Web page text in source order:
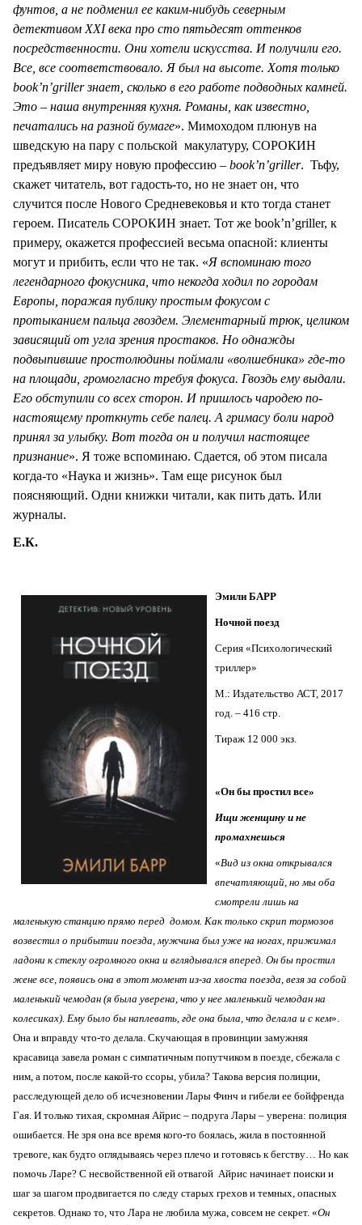
фунтов, а не подменил ее каким-нибудь северным
детективом XXI века про сто пятьдесят оттенков
посредственности. Они хотели искусства. И получили его.
Все, все соответствовало. Я был на высоте. Хотя только
book’n’griller знает, сколько в его работе подводных камней.
Это – наша внутренняя кухня. Романы, как известно,
печатались на разной бумаге». Мимоходом плюнув на
шведскую на пару с польской макулатуру, СОРОКИН
предъявляет миру новую профессию – book’n’griller. Тьфу,
скажет читатель, вот гадость-то, но не знает он, что
случится после Нового Средневековья и кто тогда станет
героем. Писатель СОРОКИН знает. Тот же book’n’griller, к
примеру, окажется профессией весьма опасной: клиенты
могут и прибить, если что не так. «Я вспоминаю того
легендарного фокусника, что некогда ходил по городам
Европы, поражая публику простым фокусом с
протыканием пальца гвоздем. Элементарный трюк, целиком
зависящий от угла зрения простаков. Но однажды
подвыпившие простолюдины поймали «волшебника» где-то
на площади, громогласно требуя фокуса. Гвоздь ему выдали.
Его обступили со всех сторон. И пришлось чародею по-
настоящему проткнуть себе палец. А гримасу боли народ
принял за улыбку. Вот тогда он и получил настоящее
признание». Я тоже вспоминаю. Сдается, об этом писала
когда-то «Наука и жизнь». Там еще рисунок был
поясняющий. Одни книжки читали, как пить дать. Или
журналы.
Е.К.
Эмили БАРР
Ночной поезд
Серия «Психологический
триллер»
М.: Издательство АСТ, 2017
год. – 416 стр.
Тираж 12 000 экз.
«Он бы простил все»
Ищи женщину и не
промахнешься
«Вид из окна открывался
впечатляющий, но мы оба
смотрели лишь на
маленькую станцию прямо перед домом. Как только скрип тормозов
возвестил о прибытии поезда, мужчина был уже на ногах, прижимал
ладони к стеклу огромного окна и вглядывался вперед. Он бы простил
жене все, появись она в этот момент из-за хвоста поезда, везя за собой
маленький чемодан (я была уверена, что у нее маленький чемодан на
колесиках). Ему было бы наплевать, где она была, что делала и с кем».
Она и вправду что-то делала. Скучающая в провинции замужняя
красавица завела роман с симпатичным попутчиком в поезде, сбежала с
ним, а потом, после какой-то ссоры, убила? Такова версия полиции,
расследующей дело об исчезновении Лары Финч и гибели ее бойфренда
Гая. И только тихая, скромная Айрис – подруга Лары – уверена: полиция
ошибается. Не зря она все время кого-то боялась, жила в постоянной
тревоге, как будто оглядываясь через плечо и готовясь к бегству… Но как
помочь Ларе? C несвойственной ей отвагой Айрис начинает поиски и
шаг за шагом продвигается по следу старых грехов и темных, опасных
секретов. Однако то, что Лара не любила мужа, совсем не секрет. «Он